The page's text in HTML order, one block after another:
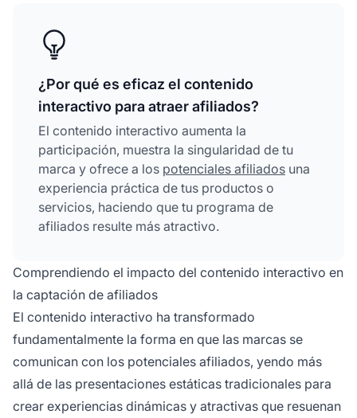
¿Por qué es eficaz el contenido
interactivo para atraer afiliados?
El contenido interactivo aumenta la
participación, muestra la singularidad de tu
marca y ofrece a los potenciales afiliados una
experiencia práctica de tus productos o
servicios, haciendo que tu programa de
afiliados resulte más atractivo.
Comprendiendo el impacto del contenido interactivo en
la captación de afiliados
El contenido interactivo ha transformado
fundamentalmente la forma en que las marcas se
comunican con los potenciales afiliados, yendo más
allá de las presentaciones estáticas tradicionales para
crear experiencias dinámicas y atractivas que resuenan